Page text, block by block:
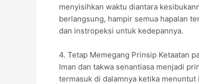
menyisihkan waktu diantara
berlangsung, hampir semua hapalan
dan instropeksi untuk kedepannya.
4. Tetap Memegang Prinsip Ketaatan
Iman dan takwa senantiasa menjadi
termasuk di dalamnya ketika